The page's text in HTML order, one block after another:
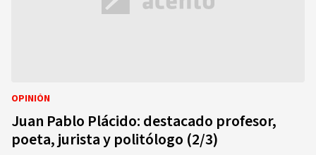
OPINIÓN
Juan Pablo Plácido: destacado profesor,
poeta, jurista y politólogo (2/3)